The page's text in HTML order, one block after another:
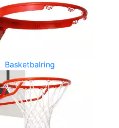
Basketbalring